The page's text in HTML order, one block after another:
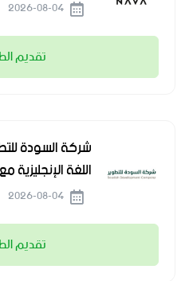
تقديم
شركة السودة
اللغة
تقديم